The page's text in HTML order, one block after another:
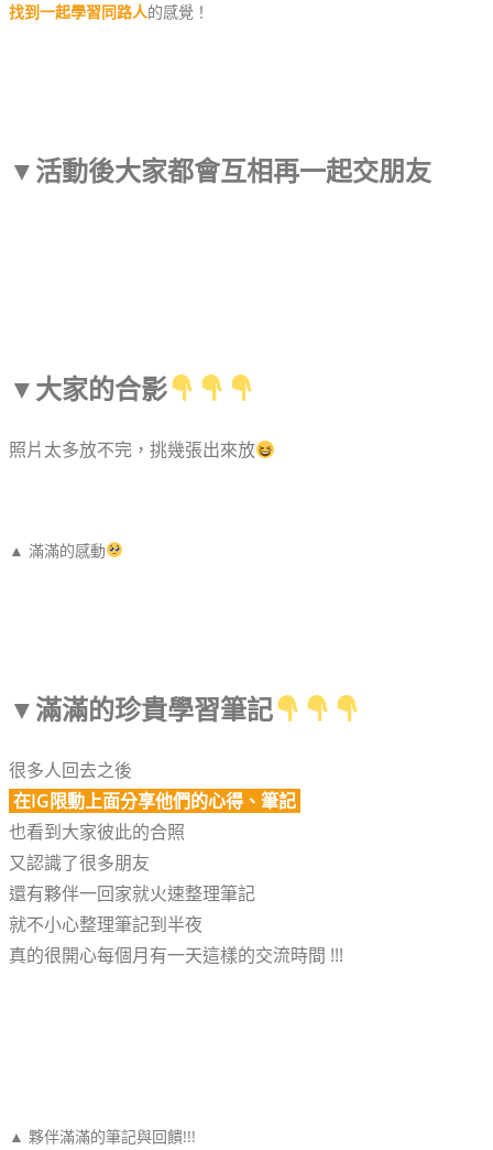
找到一起學習同路人的感覺！
▼活動後大家都會互相再一起交朋友
▼大家的合影
照片太多放不完，挑幾張出來放
▲ 滿滿的感動
▼滿滿的珍貴學習筆記
很多人回去之後
在IG限動上面分享他們的心得、筆記
也看到大家彼此的合照
又認識了很多朋友
還有夥伴一回家就火速整理筆記
就不小心整理筆記到半夜
真的很開心每個月有一天這樣的交流時間 !!!
▲ 夥伴滿滿的筆記與回饋!!!